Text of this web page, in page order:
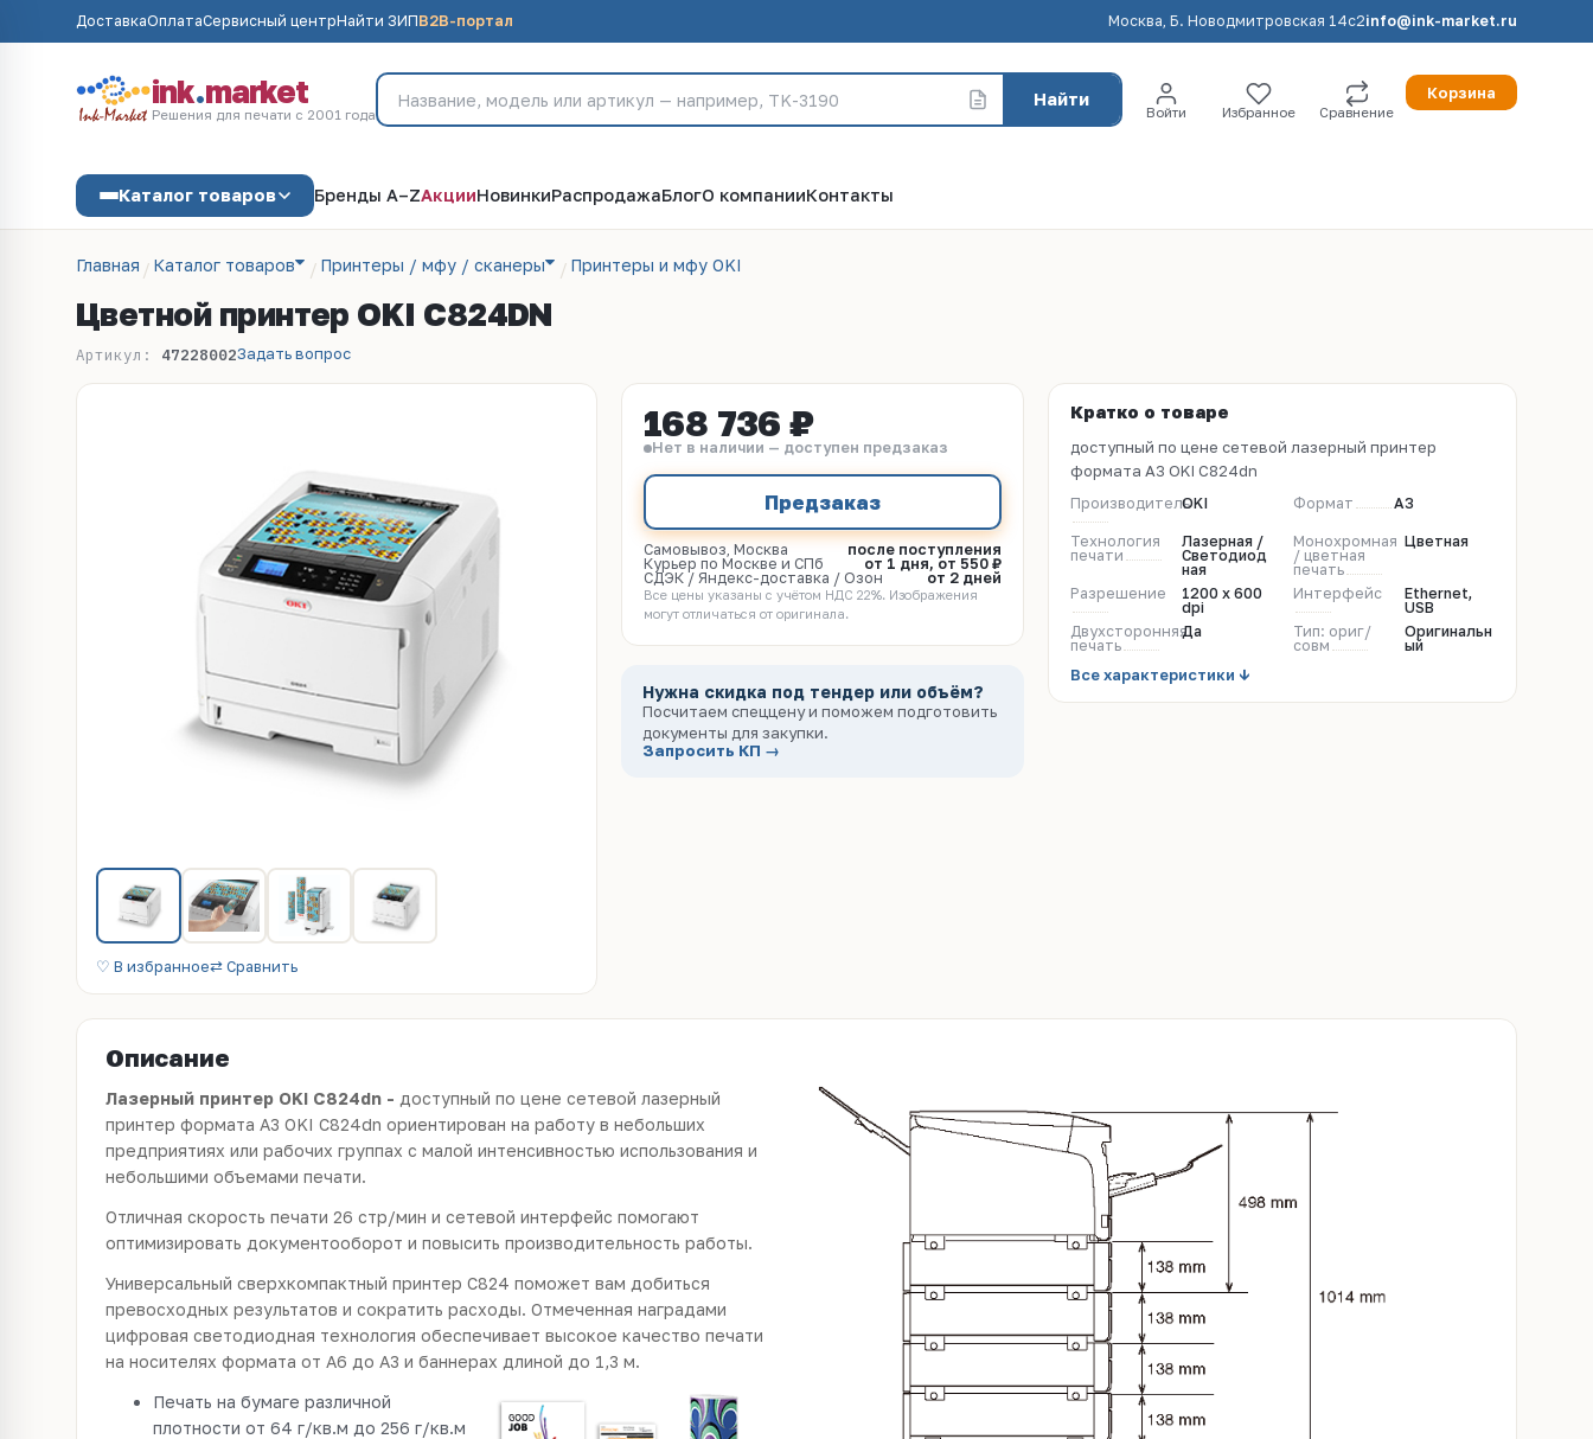
ДоставкаОплатаСервисный центрНайти ЗИПB2B-портал Москва, Б. Новодмитровская 14с2info@ink-market.ru
ink.market
Решения для печати с 2001 года
Найти
Войти Избранное Сравнение
Корзина
Каталог товаров Бренды A–ZАкцииНовинкиРаспродажаБлогО компанииКонтакты
Главная Каталог товаров Принтеры / мфу / сканеры Принтеры и мфу OKI
Цветной принтер OKI C824DN
Артикул: 47228002Задать вопрос
♡ В избранное⇄ Сравнить
168 736 ₽
Нет в наличии — доступен предзаказ
Предзаказ
Самовывоз, Москва
после поступления
Курьер по Москве и СПб
от 1 дня, от 550 ₽
СДЭК / Яндекс-доставка / Озон
от 2 дней
Все цены указаны с учётом НДС 22%. Изображения
могут отличаться от оригинала.
Нужна скидка под тендер или объём?
Посчитаем спеццену и поможем подготовить
документы для закупки.
Запросить КП →
Кратко о товаре
доступный по цене сетевой лазерный принтер
формата А3 OKI C824dn
ПроизводительOKI Формат A3
Технология
печати
Лазерная /
Светодиод
ная
Монохромная
/ цветная
печать
Цветная
Разрешение
1200 x 600
dpi
Интерфейс
Ethernet,
USB
Двухсторонняя
печать
Да
Тип: ориг/
совм
Оригинальн
ый
Все характеристики ↓
Описание
Лазерный принтер OKI C824dn - доступный по цене сетевой лазерный
принтер формата А3 OKI C824dn ориентирован на работу в небольших
предприятиях или рабочих группах с малой интенсивностью использования и
небольшими объемами печати.
Отличная скорость печати 26 стр/мин и сетевой интерфейс помогают
оптимизировать документооборот и повысить производительность работы.
Универсальный сверхкомпактный принтер C824 поможет вам добиться
превосходных результатов и сократить расходы. Отмеченная наградами
цифровая светодиодная технология обеспечивает высокое качество печати
на носителях формата от A6 до A3 и баннерах длиной до 1,3 м.
Печать на бумаге различной
плотности от 64 г/кв.м до 256 г/кв.м